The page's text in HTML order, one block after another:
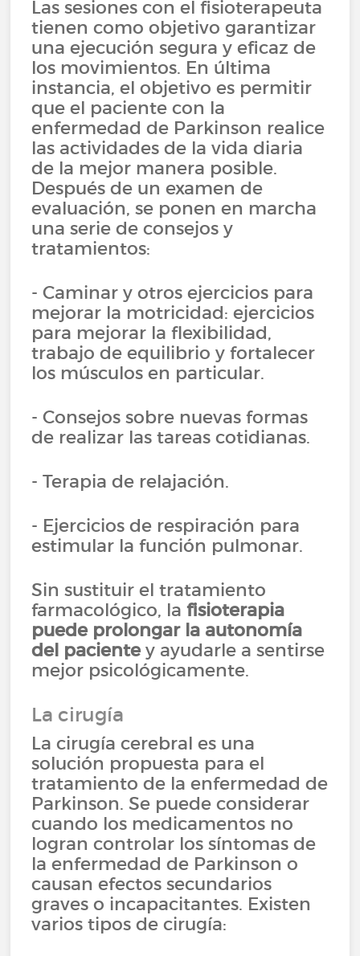
Las sesiones con el fisioterapeuta
tienen como objetivo garantizar
una ejecución segura y eficaz de
los movimientos. En última
instancia, el objetivo es permitir
que el paciente con la
enfermedad de Parkinson realice
las actividades de la vida diaria
de la mejor manera posible.
Después de un examen de
evaluación, se ponen en marcha
una serie de consejos y
tratamientos:
- Caminar y otros ejercicios para
mejorar la motricidad: ejercicios
para mejorar la flexibilidad,
trabajo de equilibrio y fortalecer
los músculos en particular.
- Consejos sobre nuevas formas
de realizar las tareas cotidianas.
- Terapia de relajación.
- Ejercicios de respiración para
estimular la función pulmonar.
Sin sustituir el tratamiento
farmacológico, lafisioterapia
puede prolongar la autonomía
del paciente y ayudarle a sentirse
mejor psicológicamente.
La cirugía
La cirugía cerebral es una
solución propuesta para el
tratamiento de la enfermedad de
Parkinson. Se puede considerar
cuando los medicamentos no
logran controlar los síntomas de
la enfermedad de Parkinson o
causan efectos secundarios
graves o incapacitantes. Existen
varios tipos de cirugía: